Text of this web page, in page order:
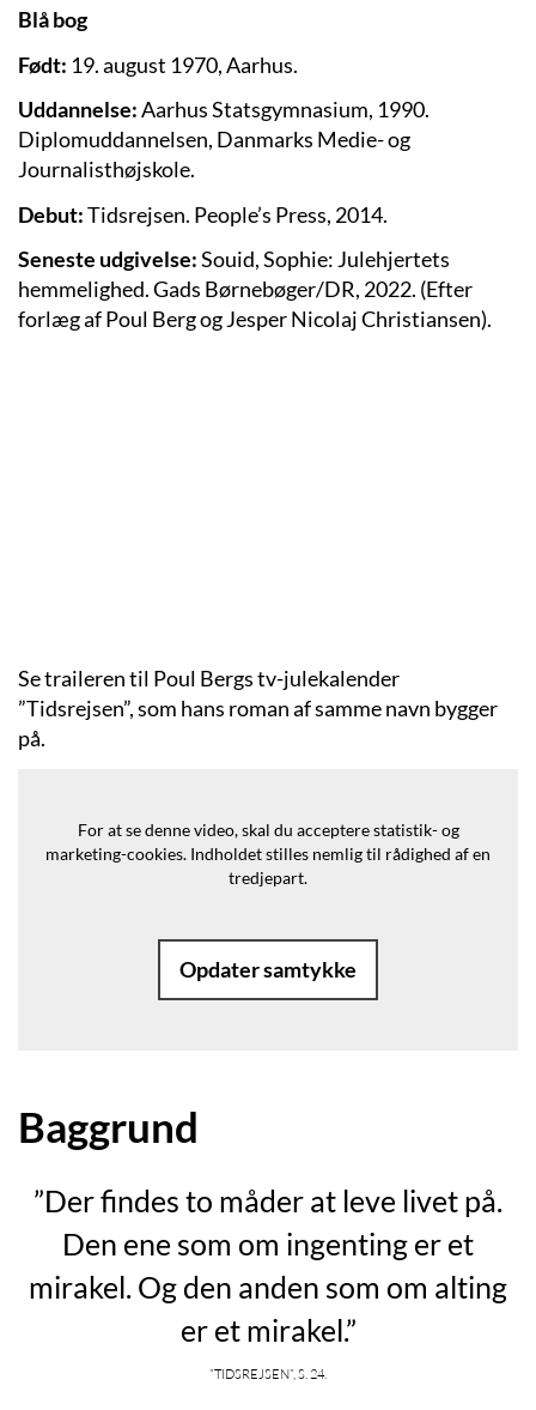
Blå bog
Født: 19. august 1970, Aarhus.
Uddannelse:Aarhus Statsgymnasium, 1990.
Diplomuddannelsen, Danmarks Medie- og
Journalisthøjskole.
Debut:Tidsrejsen. People’s Press, 2014.
Seneste udgivelse:Souid, Sophie: Julehjertets
hemmelighed. Gads Børnebøger/DR, 2022. (Efter
forlæg af Poul Berg og Jesper Nicolaj Christiansen).
Se traileren til Poul Bergs tv-julekalender
”Tidsrejsen”, som hans roman af samme navn bygger
på.
For at se denne video, skal du acceptere statistik- og
marketing-cookies. Indholdet stilles nemlig til rådighed af en
tredjepart.
Opdater samtykke
Baggrund
”Der findes to måder at leve livet på.
Den ene som om ingenting er et
mirakel. Og den anden som om alting
er et mirakel.”
”Tidsrejsen”, s. 24.